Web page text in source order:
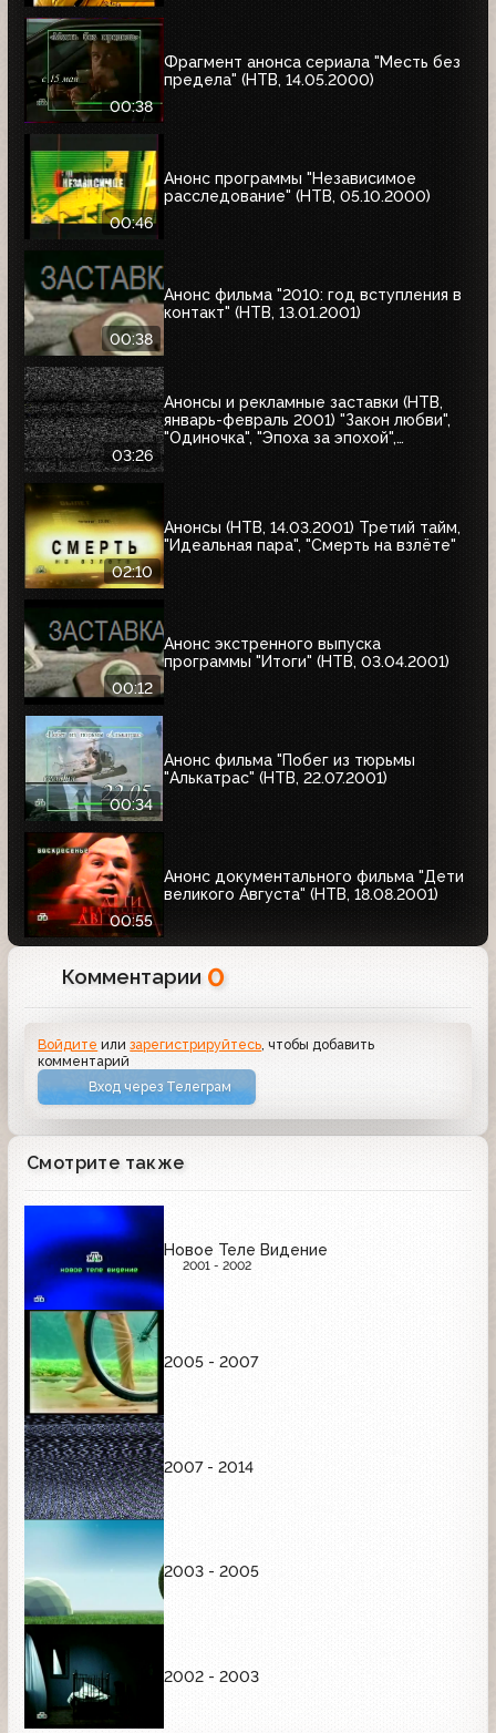
00:38
Фрагмент анонса сериала "Месть без
предела" (НТВ, 14.05.2000)
00:46
Анонс программы "Независимое
расследование" (НТВ, 05.10.2000)
00:38
Анонс фильма "2010: год вступления в
контакт" (НТВ, 13.01.2001)
03:26
Анонсы и рекламные заставки (НТВ,
январь-февраль 2001) "Закон любви",
"Одиночка", "Эпоха за эпохой",
02:10
Анонсы (НТВ, 14.03.2001) Третий тайм,
"Идеальная пара", "Смерть на взлёте"
00:12
Анонс экстренного выпуска
программы "Итоги" (НТВ, 03.04.2001)
00:34
Анонс фильма "Побег из тюрьмы
"Алькатрас" (НТВ, 22.07.2001)
00:55
Анонс документального фильма "Дети
великого Августа" (НТВ, 18.08.2001)
Комментарии 0
Войдите илизарегистрируйтесь, чтобы добавить
комментарий
Вход через Телеграм
Смотрите также
Новое Теле Видение
2001 - 2002
2005 - 2007
2007 - 2014
2003 - 2005
2002 - 2003